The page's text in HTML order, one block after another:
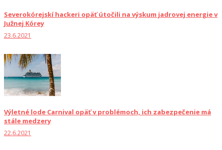
Severokórejskí hackeri opäť útočili na výskum jadrovej energie v
Južnej Kórey
23.6.2021
Výletné lode Carnival opäť v problémoch, ich zabezpečenie má
stále medzery
22.6.2021